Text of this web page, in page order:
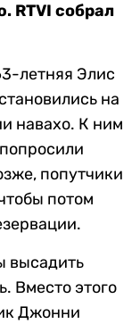
RTVI собрал
летняя Элис
на
навахо. К ним
попутчики
потом
высадить
Вместо этого
Джонни